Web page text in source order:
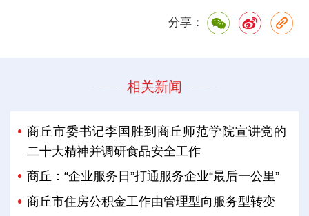
分享：
相关新闻
商丘市委书记李国胜到商丘师范学院宣讲党的
二十大精神并调研食品安全工作
商丘：“企业服务日”打通服务企业“最后一公里”
商丘市住房公积金工作由管理型向服务型转变